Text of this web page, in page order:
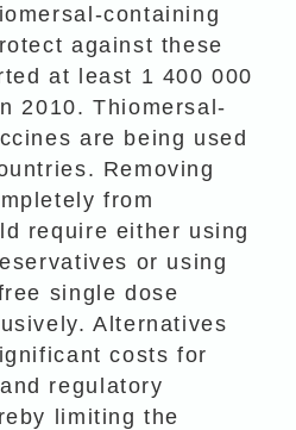
containing
against these
at least 1 400 000
2010. Thiomersal-
are being used
Removing
from
require either using
or using
single dose
Alternatives
costs for
regulatory
limiting the